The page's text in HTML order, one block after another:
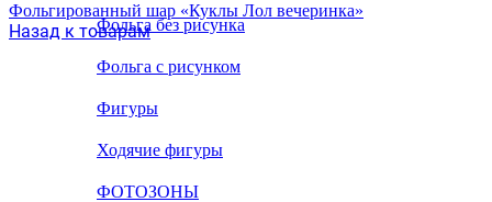
Фольга без рисунка
Фольга с рисунком
Фигуры
Ходячие фигуры
ФОТОЗОНЫ
Фольгированный шар «Куклы Лол вечеринка»
Назад к товарам